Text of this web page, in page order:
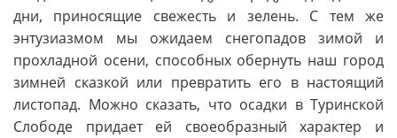
дни, приносящие свежесть и зелень. С тем же
энтузиазмом мы ожидаем снегопадов зимой и
прохладной осени, способных обернуть наш город
зимней сказкой или превратить его в настоящий
листопад. Можно сказать, что осадки в Туринской
Слободе придает ей своеобразный характер и